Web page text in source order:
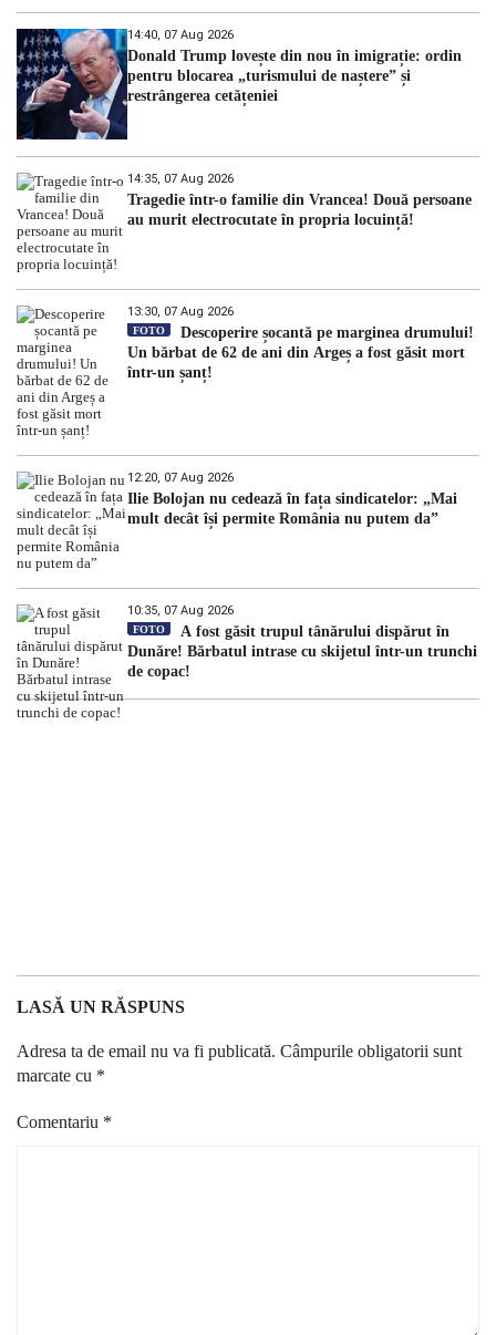
14:40, 07 Aug 2026
Donald Trump lovește din nou în imigrație: ordin
pentru blocarea „turismului de naștere” și
restrângerea cetățeniei
14:35, 07 Aug 2026
Tragedie într-o familie din Vrancea! Două persoane
au murit electrocutate în propria locuință!
13:30, 07 Aug 2026
FOTO
Descoperire șocantă pe marginea drumului!
Un bărbat de 62 de ani din Argeș a fost găsit mort
într-un șanț!
12:20, 07 Aug 2026
Ilie Bolojan nu cedează în fața sindicatelor: „Mai
mult decât își permite România nu putem da”
10:35, 07 Aug 2026
FOTO
A fost găsit trupul tânărului dispărut în
Dunăre! Bărbatul intrase cu skijetul într-un trunchi
de copac!
LASĂ UN RĂSPUNS
Adresa ta de email nu va fi publicată. Câmpurile obligatorii sunt
marcate cu *
Comentariu *